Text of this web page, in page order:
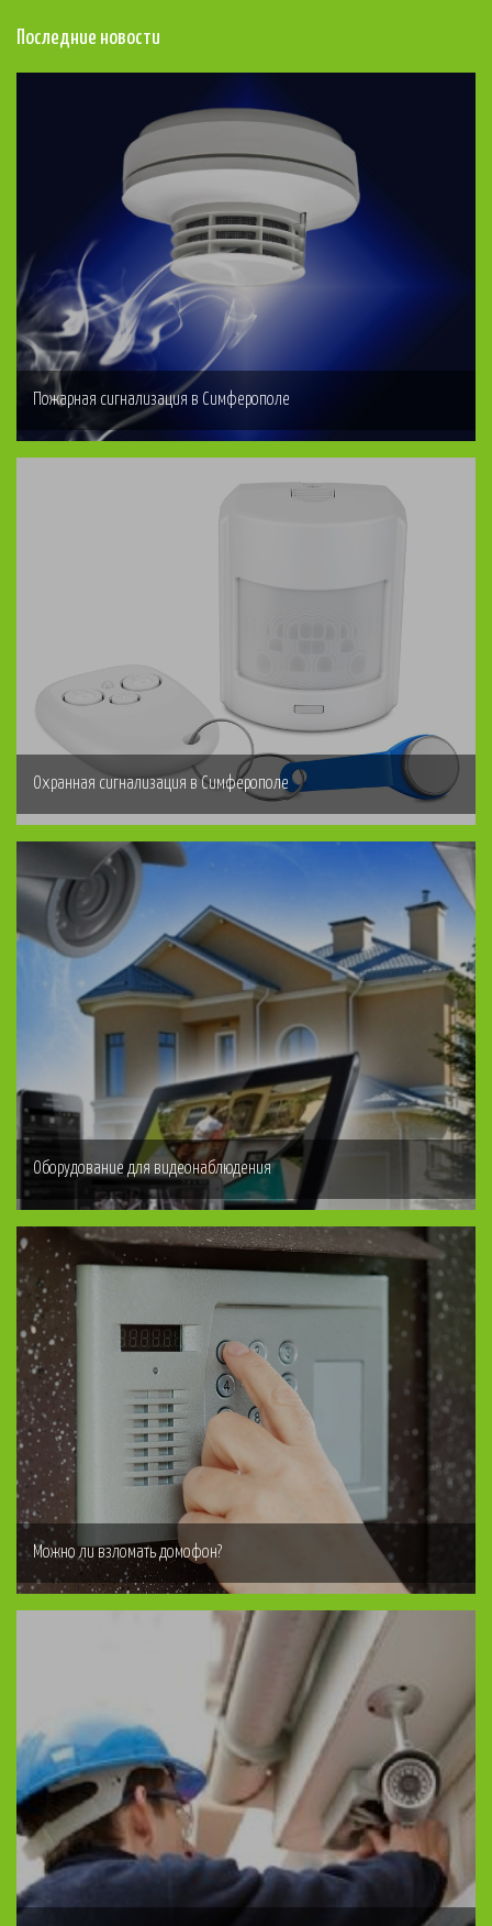
Последние новости
Пожарная сигнализация в Симферополе
Охранная сигнализация в Симферополе
Оборудование для видеонаблюдения
Можно ли взломать домофон?